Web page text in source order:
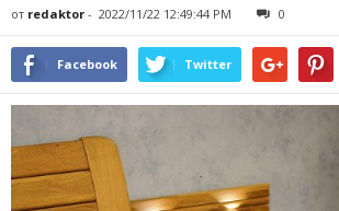
от redaktor - 2022/11/22 12:49:44 PM 0
Facebook Twitter